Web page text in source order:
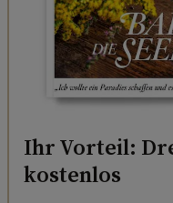
Ihr Vorteil:
kostenlos